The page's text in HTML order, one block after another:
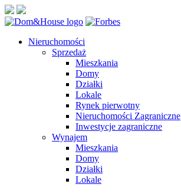
Nieruchomości
Sprzedaż
Mieszkania
Domy
Działki
Lokale
Rynek pierwotny
Nieruchomości Zagraniczne
Inwestycje zagraniczne
Wynajem
Mieszkania
Domy
Działki
Lokale